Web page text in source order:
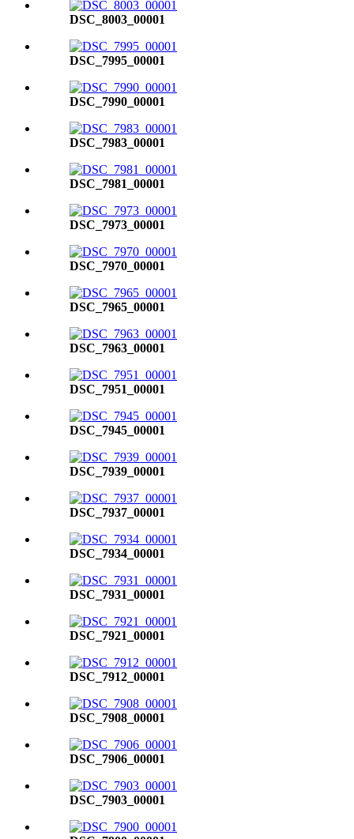
DSC_8003_00001
DSC_7995_00001
DSC_7990_00001
DSC_7983_00001
DSC_7981_00001
DSC_7973_00001
DSC_7970_00001
DSC_7965_00001
DSC_7963_00001
DSC_7951_00001
DSC_7945_00001
DSC_7939_00001
DSC_7937_00001
DSC_7934_00001
DSC_7931_00001
DSC_7921_00001
DSC_7912_00001
DSC_7908_00001
DSC_7906_00001
DSC_7903_00001